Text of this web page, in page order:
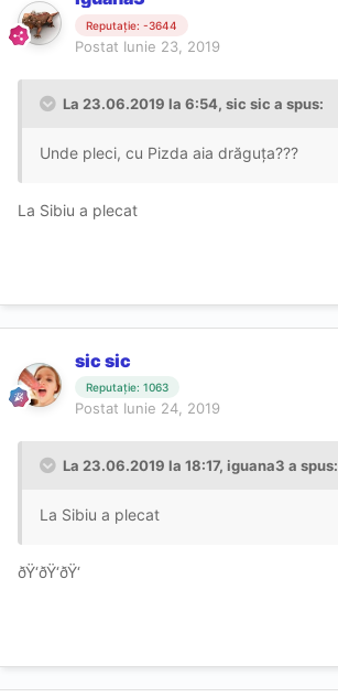
Reputație: -3644
Postat Iunie 23, 2019
La 23.06.2019 la 6:54, sic sic a spus:
Unde pleci, cu Pizda aia drăguța???
La Sibiu a plecat
sic sic
Reputație: 1063
Postat Iunie 24, 2019
La 23.06.2019 la 18:17, iguana3 a spus:
La Sibiu a plecat
ðŸ‘ðŸ‘ðŸ‘